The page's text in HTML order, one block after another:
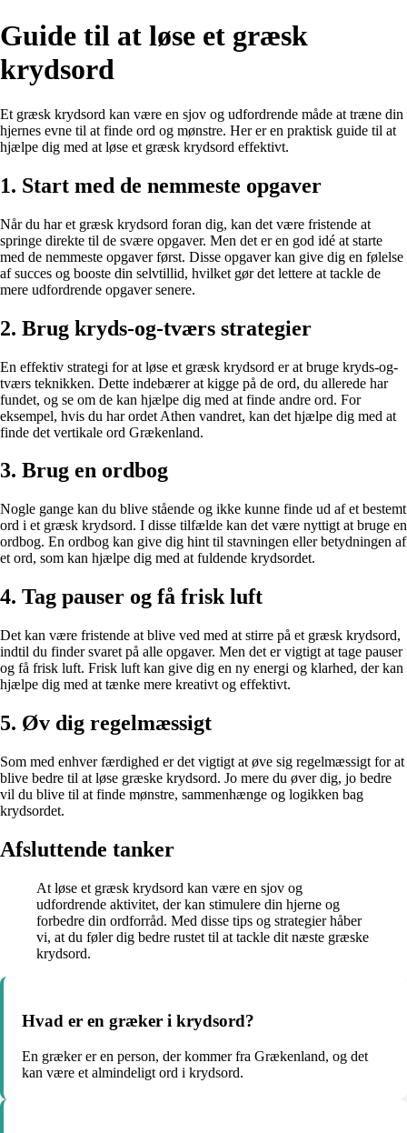
Guide til at løse et græsk
krydsord
Et græsk krydsord kan være en sjov og udfordrende måde at træne din
hjernes evne til at finde ord og mønstre. Her er en praktisk guide til at
hjælpe dig med at løse et græsk krydsord effektivt.
1. Start med de nemmeste opgaver
Når du har et græsk krydsord foran dig, kan det være fristende at
springe direkte til de svære opgaver. Men det er en god idé at starte
med de nemmeste opgaver først. Disse opgaver kan give dig en følelse
af succes og booste din selvtillid, hvilket gør det lettere at tackle de
mere udfordrende opgaver senere.
2. Brug kryds-og-tværs strategier
En effektiv strategi for at løse et græsk krydsord er at bruge kryds-og-
tværs teknikken. Dette indebærer at kigge på de ord, du allerede har
fundet, og se om de kan hjælpe dig med at finde andre ord. For
eksempel, hvis du har ordet Athen vandret, kan det hjælpe dig med at
finde det vertikale ord Grækenland.
3. Brug en ordbog
Nogle gange kan du blive stående og ikke kunne finde ud af et bestemt
ord i et græsk krydsord. I disse tilfælde kan det være nyttigt at bruge en
ordbog. En ordbog kan give dig hint til stavningen eller betydningen af
et ord, som kan hjælpe dig med at fuldende krydsordet.
4. Tag pauser og få frisk luft
Det kan være fristende at blive ved med at stirre på et græsk krydsord,
indtil du finder svaret på alle opgaver. Men det er vigtigt at tage pauser
og få frisk luft. Frisk luft kan give dig en ny energi og klarhed, der kan
hjælpe dig med at tænke mere kreativt og effektivt.
5. Øv dig regelmæssigt
Som med enhver færdighed er det vigtigt at øve sig regelmæssigt for at
blive bedre til at løse græske krydsord. Jo mere du øver dig, jo bedre
vil du blive til at finde mønstre, sammenhænge og logikken bag
krydsordet.
Afsluttende tanker
At løse et græsk krydsord kan være en sjov og
udfordrende aktivitet, der kan stimulere din hjerne og
forbedre din ordforråd. Med disse tips og strategier håber
vi, at du føler dig bedre rustet til at tackle dit næste græske
krydsord.
Hvad er en græker i krydsord?
En græker er en person, der kommer fra Grækenland, og det
kan være et almindeligt ord i krydsord.